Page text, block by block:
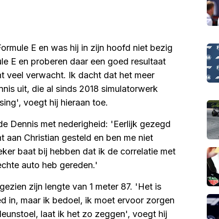
E en was hij in zijn hoofd niet bezig
E en proberen daar een goed resultaat
veel verwacht. Ik dacht dat het meer
uit, die al sinds 2018 simulatorwerk
voegt hij hieraan toe.
Dennis met nederigheid: 'Eerlijk gezegd
Christian gesteld en ben me niet
baat bij hebben dat ik de correlatie met
auto heb gereden.'
zijn lengte van 1 meter 87. 'Het is
in, maar ik bedoel, ik moet ervoor zorgen
laat ik het zo zeggen', voegt hij